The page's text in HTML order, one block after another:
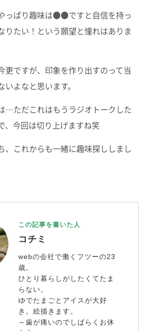
っぱり趣味は●●ですと自信を持っ
りたい！という願望と憧れはありま
更ですが、印象を作り出すのって当
よなと思います。
…ただこれはもうラジオトークした
、今回は切り上げますね笑
、これからも一緒に趣味探ししまし
この記事を書いた人
コチミ
webの会社で働くフツーの23
歳。
ひとり暮らしがしたくてたま
らない。
ゆでたまごとアイスが大好
き。絵描きます。
～歯が痛いのでしばらくお休